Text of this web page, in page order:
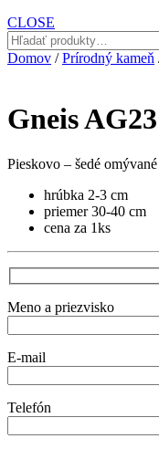
CLOSE
Hľadať:
Domov /Prírodný kameň
Gneis
Pieskovo – šedé
hrúbka 2-3 cm
priemer 30-40 cm
cena za 1ks
Meno a priezvisko
E-mail
Telefón